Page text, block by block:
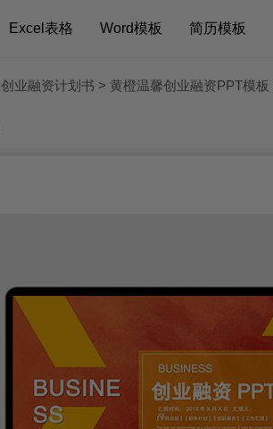
Excel表格 Word模板 简历模板
创业融资计划书 > 黄橙温馨创业融资PPT模板